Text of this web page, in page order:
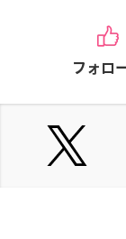
フォロ